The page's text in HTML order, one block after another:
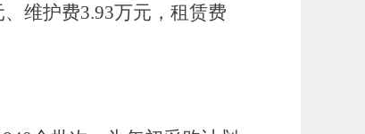
维护费3.93万元，租赁费